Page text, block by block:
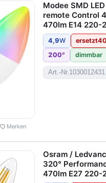
Merken
Modee SMD
remote Control
470lm E14 220-
4,9W ersetzt40
200° dimmbar
Art.-Nr.1030012431
Osram /
320°
470lm E27 220-